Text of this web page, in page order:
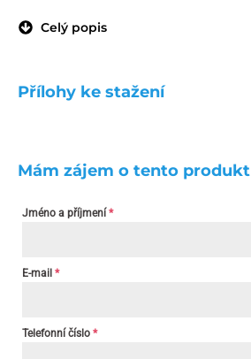
Celý popis
Přílohy ke stažení
Mám zájem o tento produkt
Jméno a příjmení *
E-mail *
Telefonní číslo *